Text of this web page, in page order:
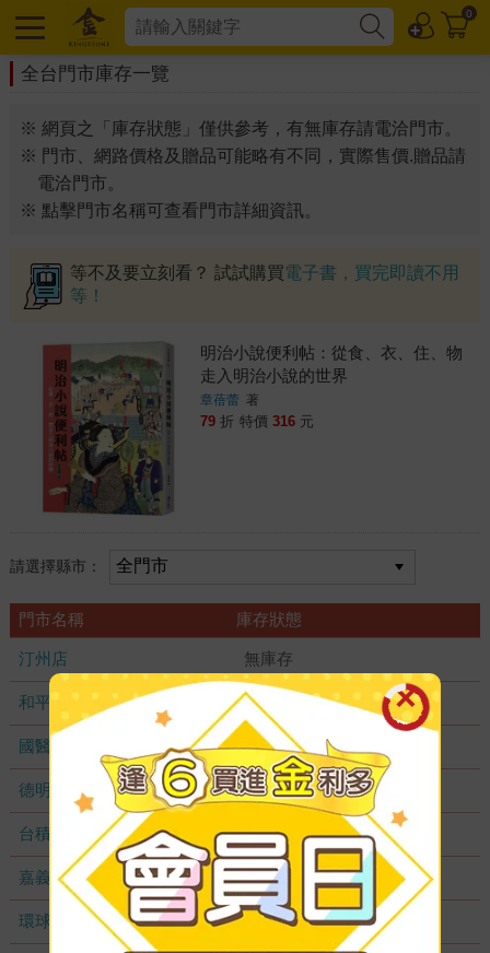
0
全台門市庫存一覽
※ 網頁之「庫存狀態」僅供參考，有無庫存請電洽門市。
※ 門市、網路價格及贈品可能略有不同，實際售價.贈品請
電洽門市。
※ 點擊門市名稱可查看門市詳細資訊。
等不及要立刻看？ 試試購買電子書，買完即讀不用
等！
明治小說便利帖：從食、衣、住、物
走入明治小說的世界
章蓓蕾 著
79 折 特價 316 元
請選擇縣市：
門市名稱 庫存狀態
汀州店 無庫存
和平店 無庫存
國醫加盟店 無庫存
德明加盟店 無庫存
台積店 無庫存
嘉義耐斯店 無庫存
環球店 無庫存